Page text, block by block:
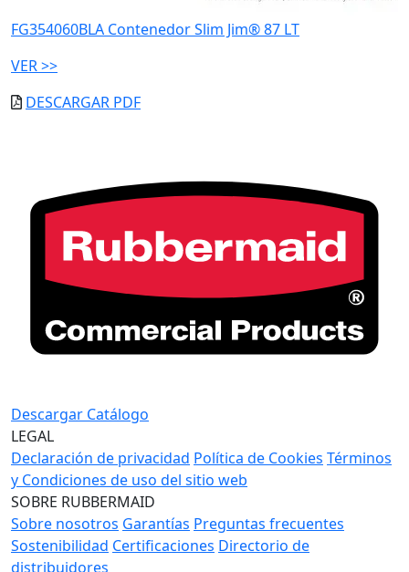
FG354060BLA Contenedor Slim Jim® 87 LT
VER >>
DESCARGAR PDF
Descargar Catálogo
LEGAL
Declaración de privacidad Política de Cookies Términos
y Condiciones de uso del sitio web
SOBRE RUBBERMAID
Sobre nosotros Garantías Preguntas frecuentes
Sostenibilidad Certificaciones Directorio de
distribuidores